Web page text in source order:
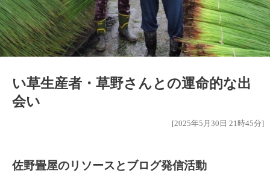
い草生産者・草野さんとの運命的な出
会い
[2025年5月30日 21時45分]
佐野畳屋のリソースとブログ発信活動